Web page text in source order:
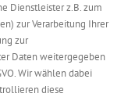
Dienstleister z.B. zum
zur Verarbeitung Ihrer
zur
Daten weitergegeben
Wir wählen dabei
diese